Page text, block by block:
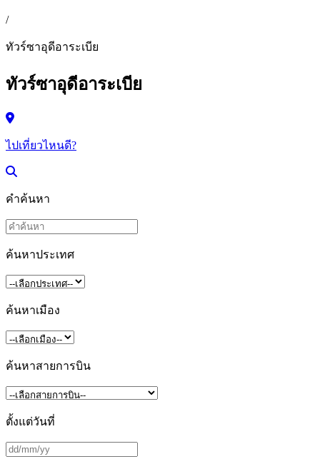
/
ทัวร์ซาอุดีอาระเบีย
ทัวร์ซาอุดีอาระเบีย
ไปเที่ยวไหนดี?
คำค้นหา
ค้นหาประเทศ
ค้นหาเมือง
ค้นหาสายการบิน
ตั้งแต่วันที่